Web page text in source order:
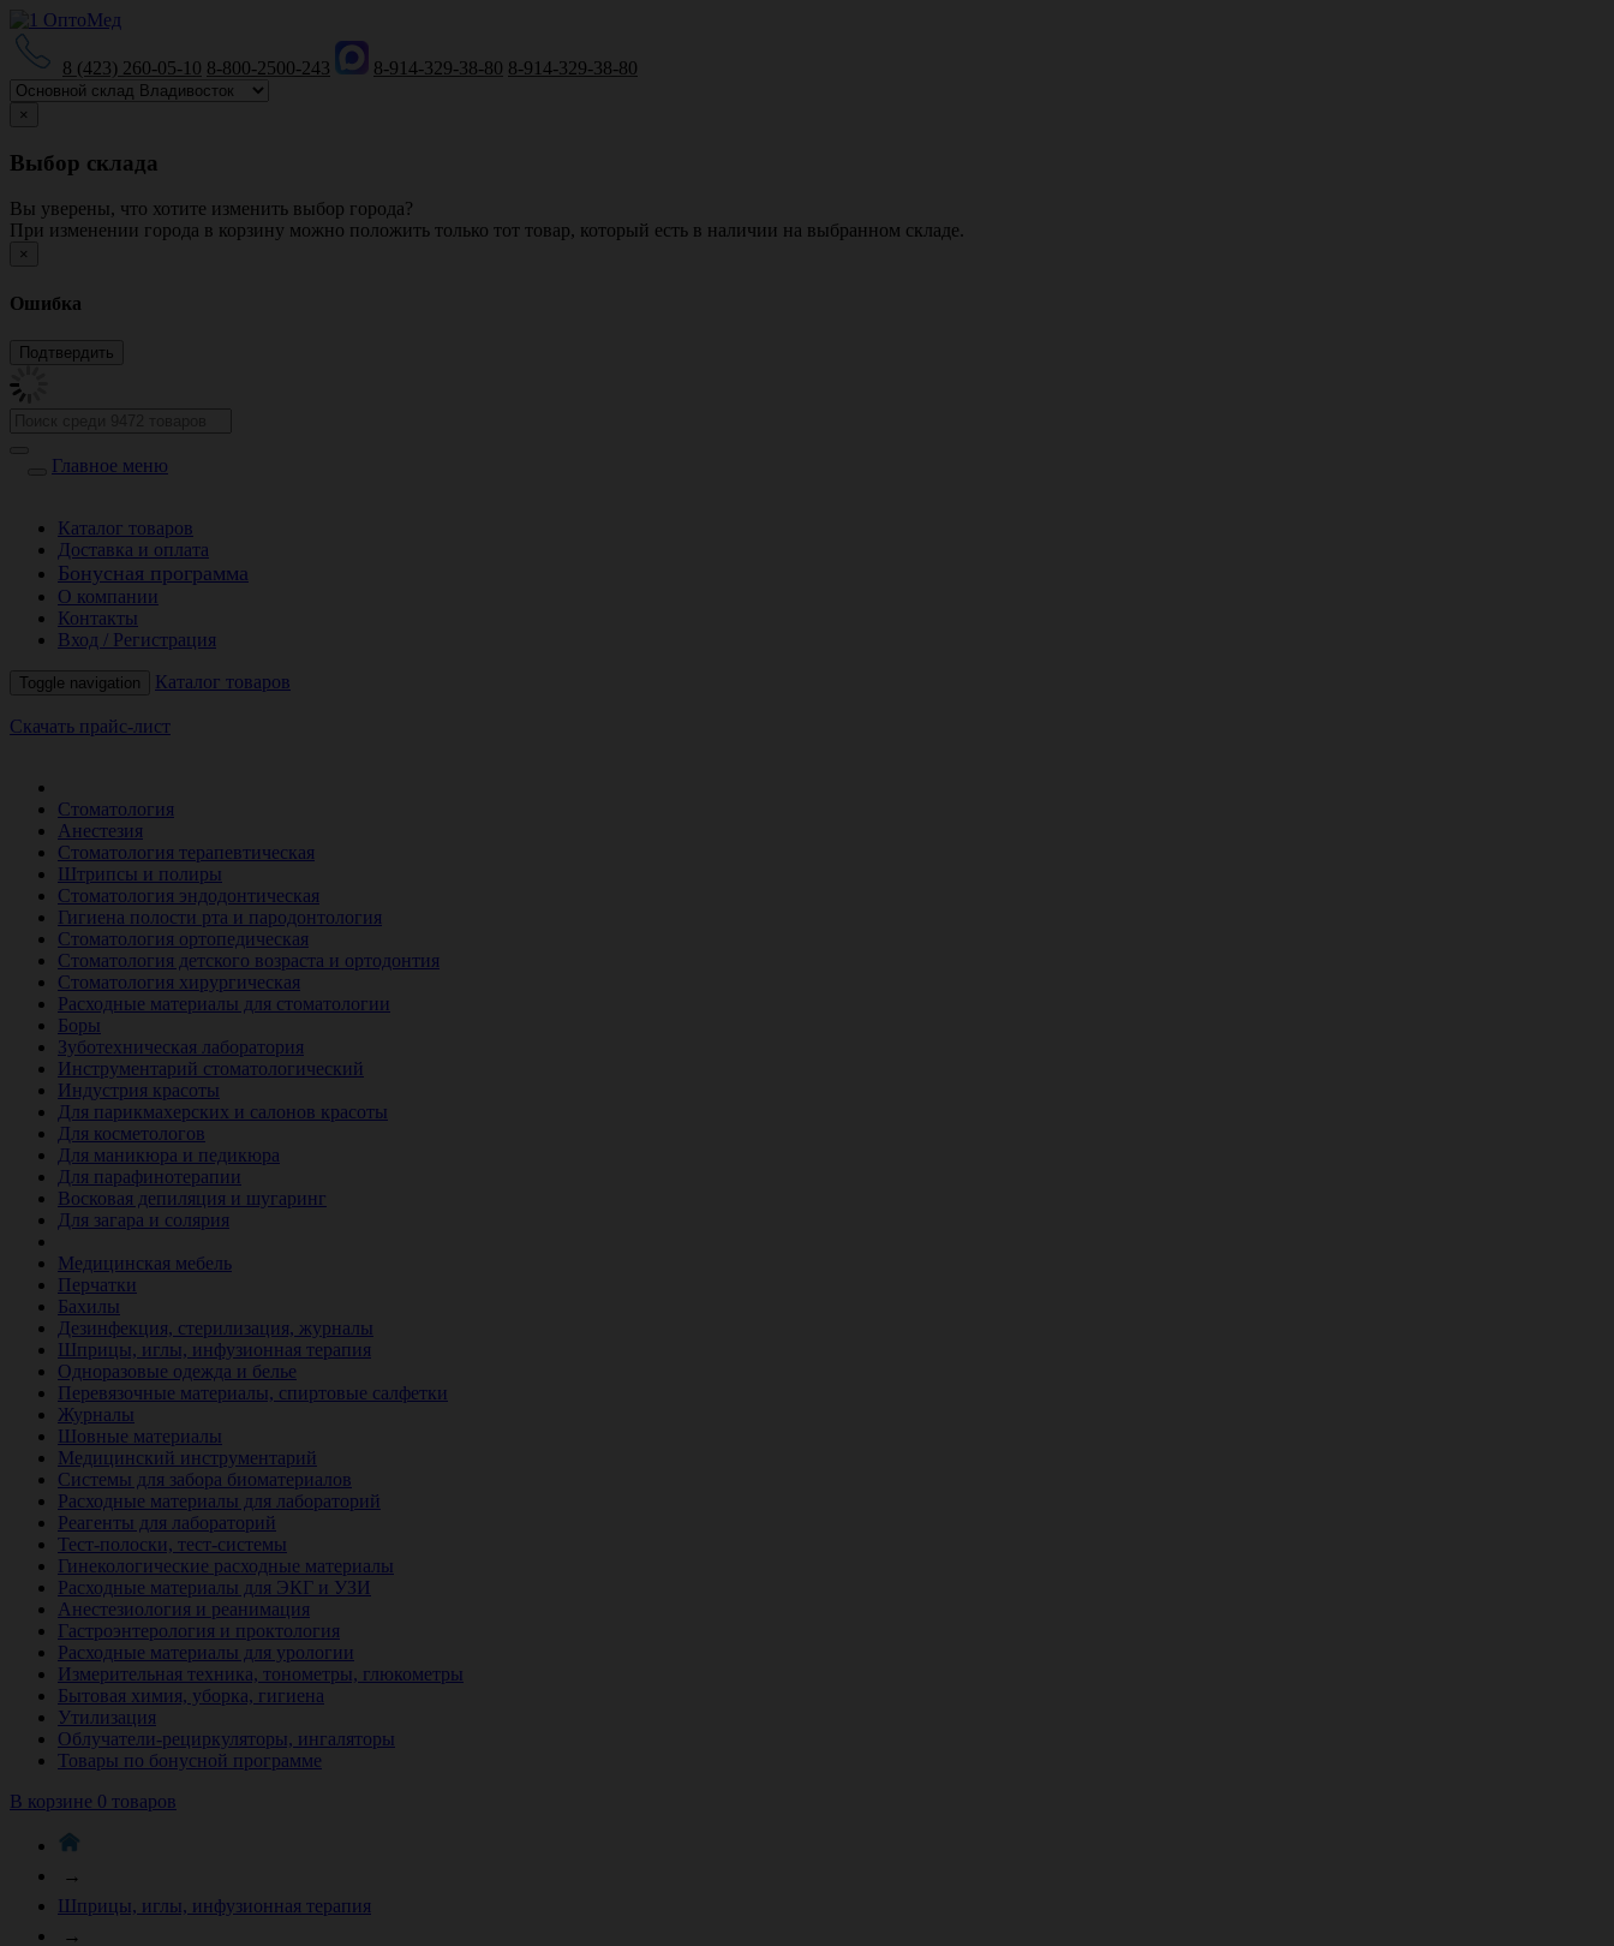
8 (423) 260-05-10 8-800-2500-243 8-914-329-38-80 8-914-329-38-80
×
Выбор склада
Вы уверены, что хотите изменить выбор города?
При изменении города в корзину можно положить только тот товар, который есть в наличии на выбранном складе.
×
Ошибка
Главное меню
Каталог товаров
Доставка и оплата
Бонусная программа
О компании
Контакты
Вход / Регистрация
Toggle navigation Каталог товаров
Скачать прайс-лист
Стоматология
Анестезия
Стоматология терапевтическая
Штрипсы и полиры
Стоматология эндодонтическая
Гигиена полости рта и пародонтология
Стоматология ортопедическая
Стоматология детского возраста и ортодонтия
Стоматология хирургическая
Расходные материалы для стоматологии
Боры
Зуботехническая лаборатория
Инструментарий стоматологический
Индустрия красоты
Для парикмахерских и салонов красоты
Для косметологов
Для маникюра и педикюра
Для парафинотерапии
Восковая депиляция и шугаринг
Для загара и солярия
Медицинская мебель
Перчатки
Бахилы
Дезинфекция, стерилизация, журналы
Шприцы, иглы, инфузионная терапия
Одноразовые одежда и белье
Перевязочные материалы, спиртовые салфетки
Журналы
Шовные материалы
Медицинский инструментарий
Системы для забора биоматериалов
Расходные материалы для лабораторий
Реагенты для лабораторий
Тест-полоски, тест-системы
Гинекологические расходные материалы
Расходные материалы для ЭКГ и УЗИ
Анестезиология и реанимация
Гастроэнтерология и проктология
Расходные материалы для урологии
Измерительная техника, тонометры, глюкометры
Бытовая химия, уборка, гигиена
Утилизация
Облучатели-рециркуляторы, ингаляторы
Товары по бонусной программе
В корзине 0 товаров
→
Шприцы, иглы, инфузионная терапия
→